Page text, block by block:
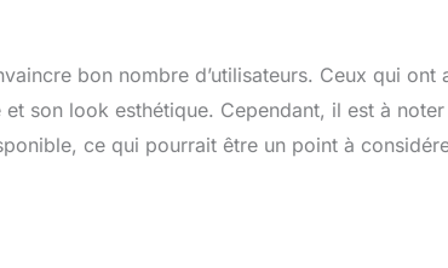
bon nombre d’utilisateurs. Ceux qui ont
son look esthétique. Cependant, il est à
ce qui pourrait être un point à